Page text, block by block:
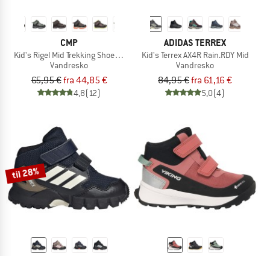
CMP
Kid's Rigel Mid Trekking Shoes Waterproof
Vandresko
65,95 €fra 44,85 €
4,8(12)
ADIDAS TERREX
Kid's Terrex AX4R Rain.RDY Mid
Vandresko
84,95 €fra 61,16 €
5,0(4)
til 28%